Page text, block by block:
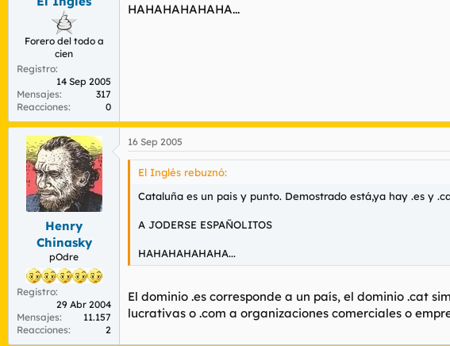
Forero del todo a
cien
Registro
14 Sep 2005
Mensajes
317
Reacciones
0
HAHAHAHAHAHA...
Henry
Chinasky
pOdre
Registro
29 Abr 2004
Mensajes
11.157
Reacciones
2
16 Sep 2005
El Inglés rebuznó:
Cataluña es un pais y punto. Demostrado está,ya hay .es y
A JODERSE ESPAÑOLITOS
HAHAHAHAHAHA...
El dominio .es corresponde a un país, el dominio .cat
lucrativas o .com a organizaciones comerciales o